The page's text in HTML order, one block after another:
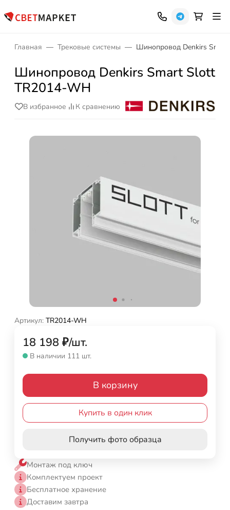
Главная Трековые системы Шинопровод Denkirs
Шинопровод Denkirs Smart Slott
TR2014-WH
В избранное К сравнению
Артикул: TR2014-WH
18 198 ₽/шт.
В наличии 111 шт.
В корзину
Купить в один клик
Получить фото образца
Монтаж под ключ
Комплектуем проект
Бесплатное хранение
Доставим завтра